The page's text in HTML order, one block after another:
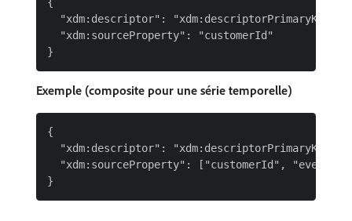
  "xdm:descriptor": "xdm:descriptorPrimaryKey",
  "xdm:sourceProperty": "customerId"
Exemple (composite pour une série temporelle)
{
  "xdm:descriptor": "xdm:descriptorPrimaryKey",
"xdm:sourceProperty": ["customerId",